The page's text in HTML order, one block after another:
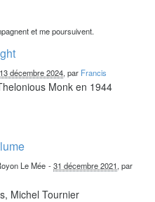
et me poursuivent.
13 décembre 2024, par Francis
Monk en 1944
Le Mée -31 décembre 2021, par
Michel Tournier